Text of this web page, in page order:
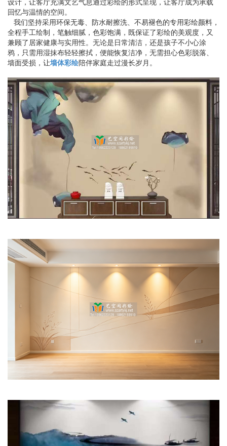
回忆与温情的空间。
我们坚持采用环保无毒、防水耐擦洗、不易褪色的专用彩绘颜料，
全程手工绘制，笔触细腻，色彩饱满，既保证了彩绘的美观度，又
兼顾了居家健康与实用性。无论是日常清洁，还是孩子不小心涂
鸦，只需用湿抹布轻轻擦拭，便能恢复洁净，无需担心色彩脱落、
墙面受损，让墙体彩绘陪伴家庭走过漫长岁月。